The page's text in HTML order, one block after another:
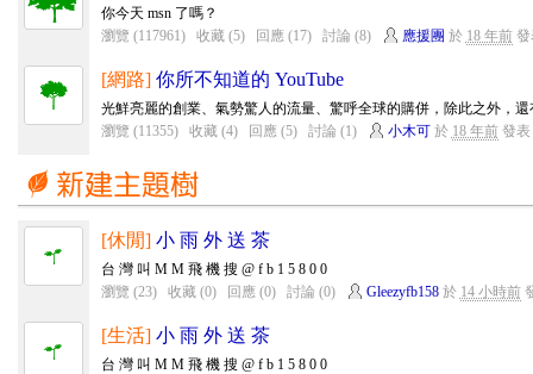
你今天 msn 了嗎？
瀏覽 (117961)
收藏 (5) 回應 (17) 討論 (8) 應援團 於 18 年前發
[網路] 你所不知道的 YouTube
光鮮亮麗的創業、氣勢驚人的流量、驚呼全球的購併，除此之外，還
瀏覽 (11355)
收藏 (4) 回應 (5) 討論 (1) 小木可於 18 年前發表
[休閒] 小 雨 外 送 茶
台 灣 叫 M M 飛 機 搜 @ f b 1 5 8 0 0
瀏覽 (23)
收藏 (0) 回應 (0) 討論 (0) Gleezyfb158於 14 小時前
[生活] 小 雨 外 送 茶
台 灣 叫 M M 飛 機 搜 @ f b 1 5 8 0 0